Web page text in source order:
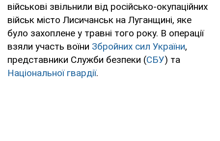
військові звільнили від російсько-окупаційних
військ місто Лисичанськ на Луганщині, яке
було захоплене у травні того року. В операції
взяли участь воїни Збройних сил України,
представники Служби безпеки (СБУ) та
Національної гвардії.